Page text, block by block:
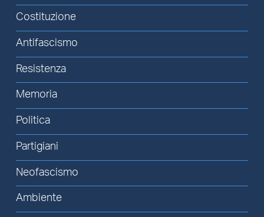
Costituzione
Antifascismo
Resistenza
Memoria
Politica
Partigiani
Neofascismo
Ambiente